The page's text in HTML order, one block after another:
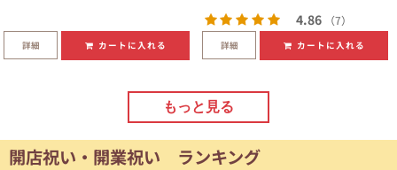
詳細 カートに入れる
4.86 （7）
詳細 カートに入れる
もっと見る
開店祝い・開業祝い ランキング